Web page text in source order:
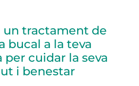
un tractament de
bucal a la teva
per cuidar la seva
i benestar